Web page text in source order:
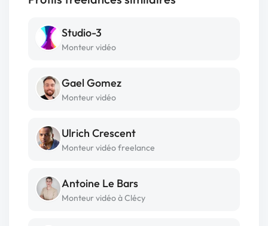
Studio-3
Monteur vidéo
Gael Gomez
Monteur vidéo
Ulrich Crescent
Monteur vidéo freelance
Antoine Le Bars
Monteur vidéo à Clécy